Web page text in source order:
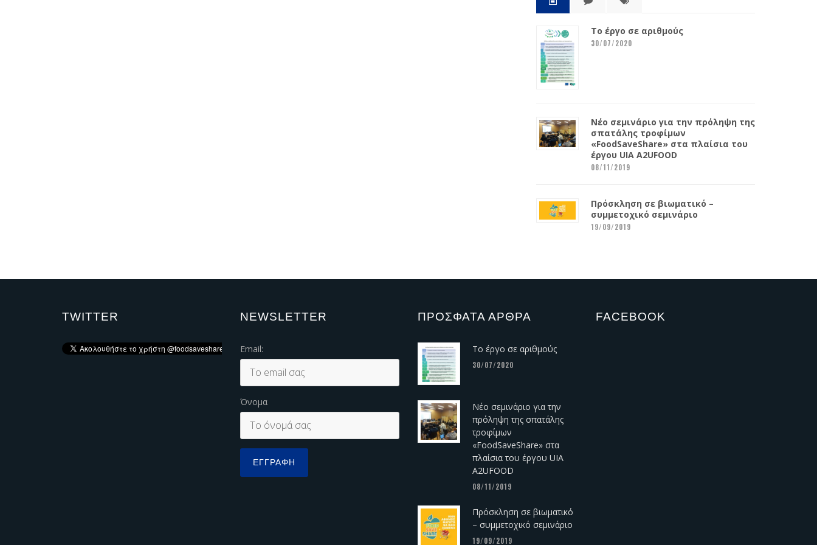
Το έργο σε αριθμούς
30/07/2020
Νέο σεμινάριο για την πρόληψη της
σπατάλης τροφίμων
«FoodSaveShare» στα πλαίσια του
έργου UIA A2UFOOD
08/11/2019
Πρόσκληση σε βιωματικό –
συμμετοχικό σεμινάριο
19/09/2019
TWITTER NEWSLETTER
Email:
Όνομα
ΠΡΌΣΦΑΤΑ ΆΡΘΡΑ
Το έργο σε αριθμούς
30/07/2020
Νέο σεμινάριο για την
πρόληψη της σπατάλης
τροφίμων
«FoodSaveShare» στα
πλαίσια του έργου UIA
A2UFOOD
08/11/2019
Πρόσκληση σε βιωματικό
– συμμετοχικό σεμινάριο
19/09/2019
FACEBOOK